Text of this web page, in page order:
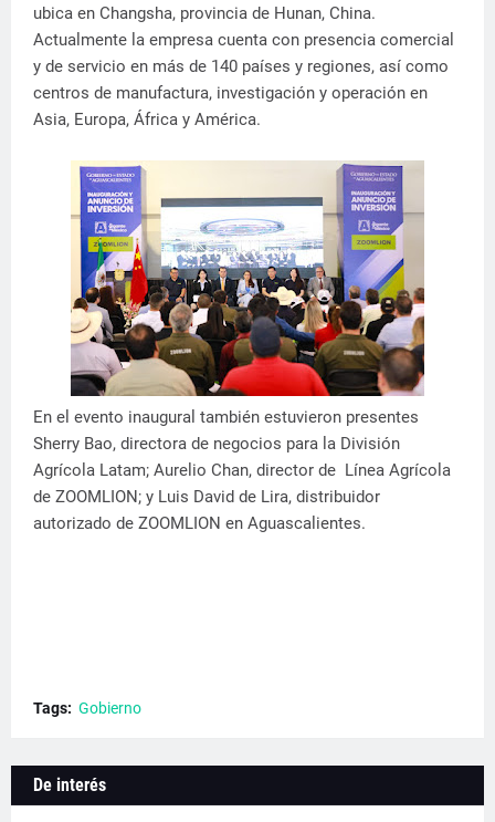
ubica en Changsha, provincia de Hunan, China.
Actualmente la empresa cuenta con presencia comercial
y de servicio en más de 140 países y regiones, así como
centros de manufactura, investigación y operación en
Asia, Europa, África y América.
En el evento inaugural también estuvieron presentes
Sherry Bao, directora de negocios para la División
Agrícola Latam; Aurelio Chan, director de Línea Agrícola
de ZOOMLION; y Luis David de Lira, distribuidor
autorizado de ZOOMLION en Aguascalientes.
Tags: Gobierno
De interés